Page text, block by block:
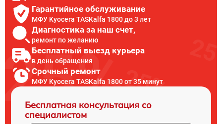
Гарантийное обслуживание
МФУ Kyocera TASKalfa 1800 до 3 лет
Диагностика за наш счет,
ремонт по желанию
Бесплатный выезд курьера
в день обращения
Срочный ремонт
МФУ Kyocera TASKalfa 1800 от 35 минут
Бесплатная консультация со
специалистом